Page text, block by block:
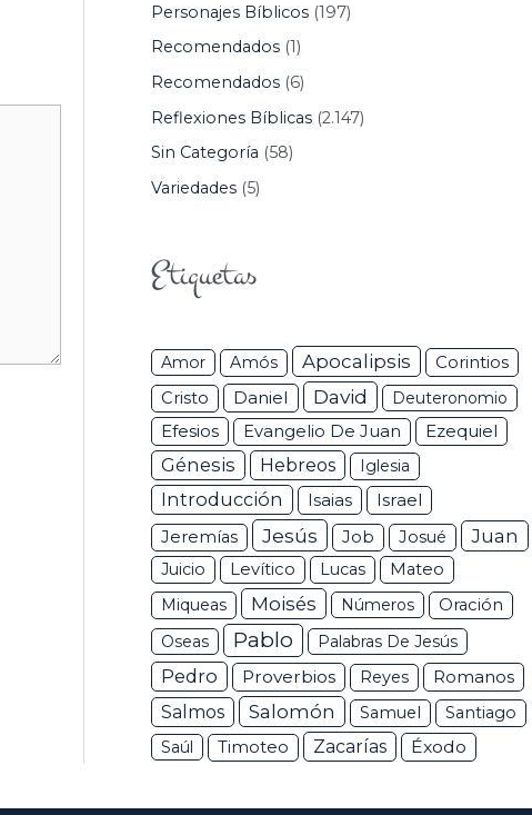
Personajes Bíblicos(197)
Recomendados(1)
Recomendados(6)
Reflexiones Bíblicas(2.147)
Sin Categoría (58)
Variedades(5)
Etiquetas
Amor Amós Apocalipsis Corintios
Cristo Daniel David Deuteronomio
Efesios Evangelio De Juan Ezequiel
Génesis Hebreos Iglesia
Introducción Isaias Israel
Jeremías Jesús Job Josué Juan
Juicio Levítico Lucas
Mateo
Miqueas
Moisés Números
Oración
Oseas
Pablo Palabras De Jesús
Pedro Proverbios Reyes
Romanos
Salmos
Salomón Samuel
Santiago
Saúl
Timoteo Zacarías Éxodo